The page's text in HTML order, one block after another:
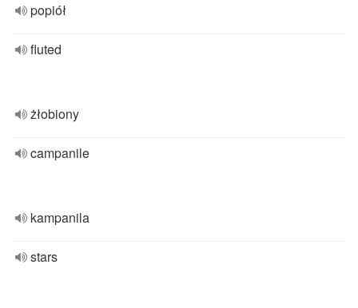
popiół
fluted
żłobiony
campanile
kampanila
stars